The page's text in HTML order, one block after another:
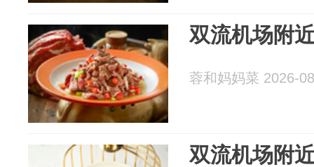
双流机场附
蓉和妈妈菜 2026-
双流机场附